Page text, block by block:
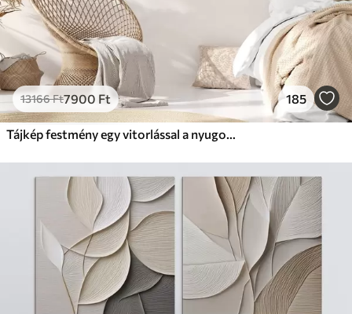
13166Ft7900 Ft 185
Tájkép festmény egy vitorlással a nyugodt tengeren, narancssárga és sárga égbolt, távoli hegyek